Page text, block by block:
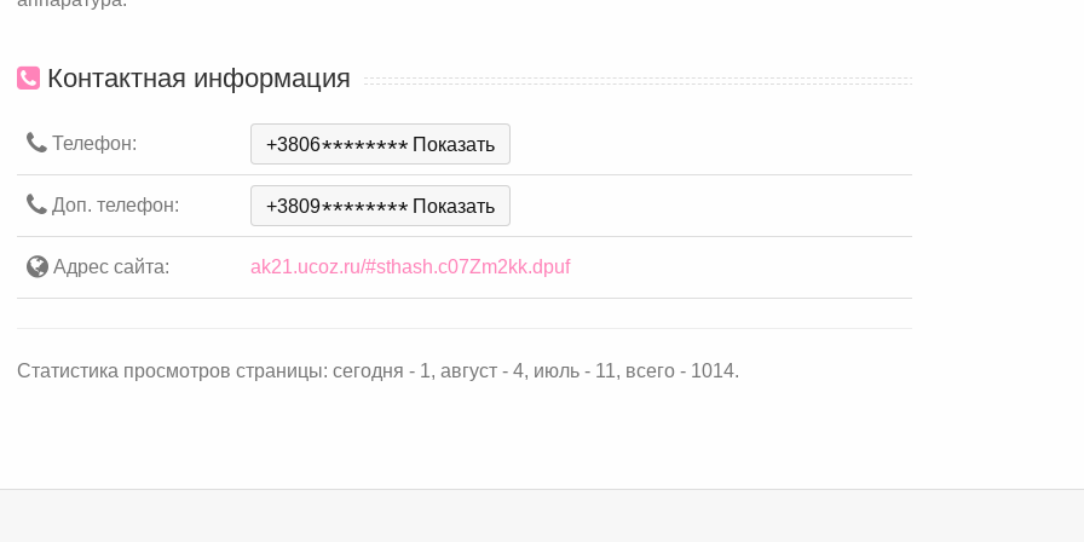
Контактная информация
Телефон: +3806******** Показать
Доп. телефон: +3809******** Показать
Адрес сайта: ak21.ucoz.ru/#sthash.c07Zm2kk.dpuf
Статистика просмотров страницы: сегодня - 1, август - 4, июль - 11, всего - 1014.